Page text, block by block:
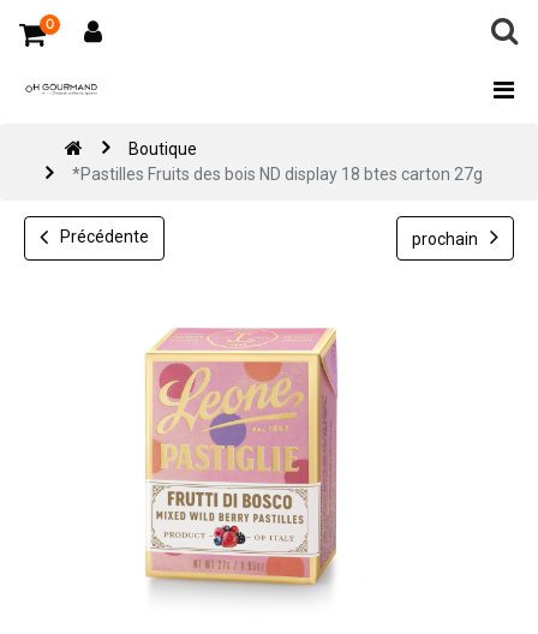
0
Boutique
*Pastilles Fruits des bois ND display 18 btes carton 27g
Précédente prochain